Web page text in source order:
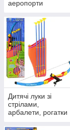
ДИТЯЧА
Іграшкові
асортимент
аеропорти
Дитячі луки зі
стрілами,
арбалети, рогатки